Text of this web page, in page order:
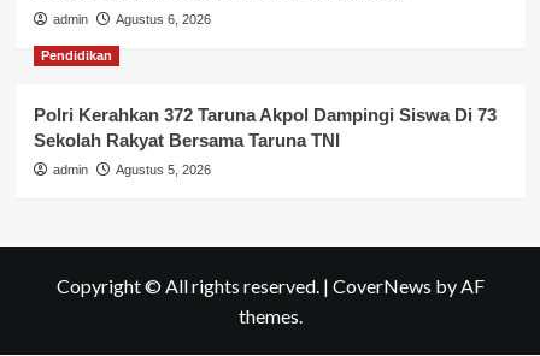
admin Agustus 6, 2026
Pendidikan
Polri Kerahkan 372 Taruna Akpol Dampingi Siswa Di 73
Sekolah Rakyat Bersama Taruna TNI
admin Agustus 5, 2026
Copyright © All rights reserved. | CoverNews by AF
themes.